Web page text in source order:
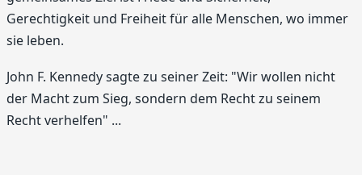
Gerechtigkeit und Freiheit für alle Menschen, wo immer
sie leben.
John F. Kennedy sagte zu seiner Zeit: "Wir wollen nicht
der Macht zum Sieg, sondern dem Recht zu seinem
Recht verhelfen" ...